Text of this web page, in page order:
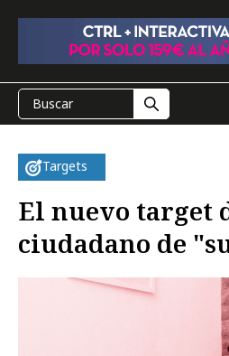
Targets
El nuevo target
ciudadano de